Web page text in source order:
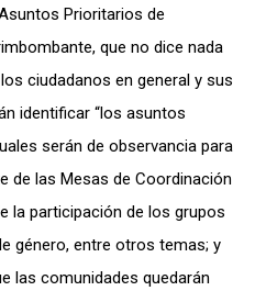
Prioritarios de
que no dice nada
ciudadanos en general y sus
identificar “los asuntos
serán de observancia para
de las Mesas de Coordinación
la participación de los grupos
género, entre otros temas; y
las comunidades quedarán